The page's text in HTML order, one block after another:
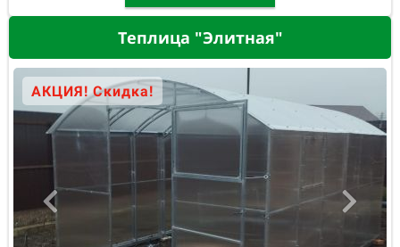
Теплица "Элитная"
АКЦИЯ! Скидка!